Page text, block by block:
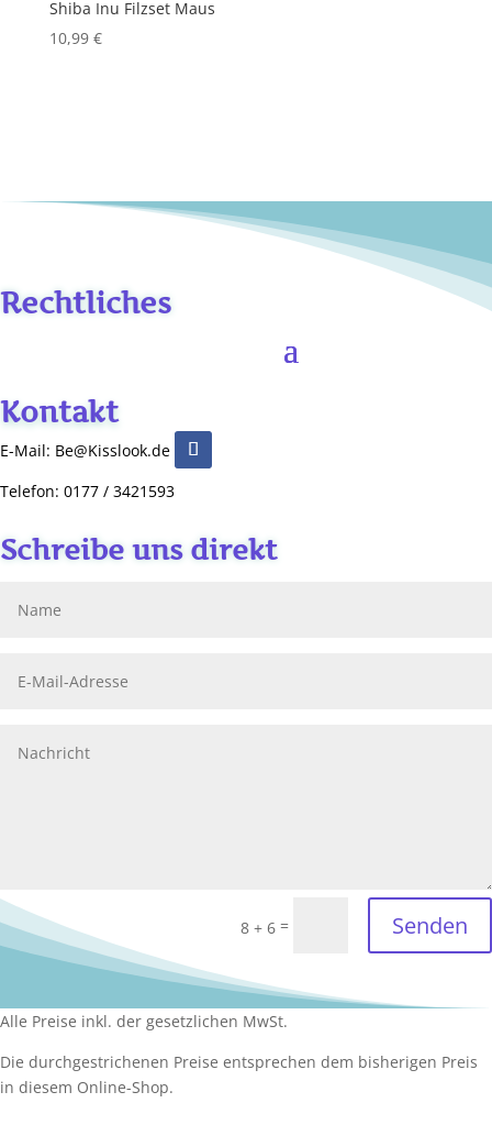
Shiba Inu Filzset Maus
10,99 €
Rechtliches
Kontakt
E-Mail: Be@Kisslook.de
Telefon: 0177 / 3421593
Schreibe uns direkt
8 + 6 = Senden
Alle Preise inkl. der gesetzlichen MwSt.
Die durchgestrichenen Preise entsprechen dem bisherigen Preis
in diesem Online-Shop.